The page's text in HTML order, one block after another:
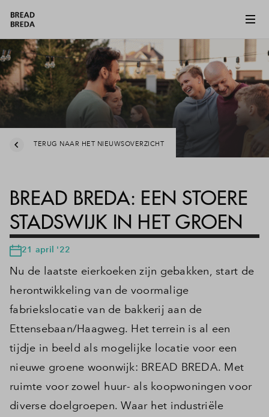
TERUG NAAR HET NIEUWSOVERZICHT
BREAD BREDA: EEN STOERE
STADSWIJK IN HET GROEN
21 april '22
Nu de laatste eierkoeken zijn gebakken, start de
herontwikkeling van de voormalige
fabriekslocatie van de bakkerij aan de
Ettensebaan/Haagweg. Het terrein is al een
tijdje in beeld als mogelijke locatie voor een
nieuwe groene woonwijk: BREAD BREDA. Met
ruimte voor zowel huur- als koopwoningen voor
diverse doelgroepen. Waar het industriële